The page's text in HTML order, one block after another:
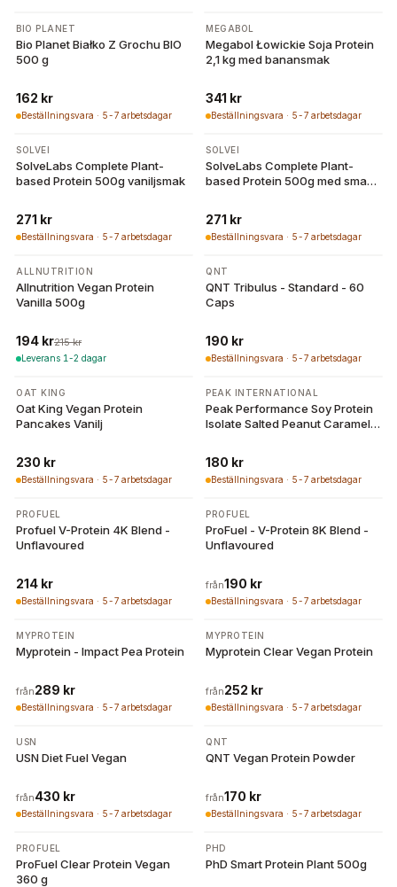
BIO PLANET
Bio Planet Białko Z Grochu BIO
500 g
162 kr
Beställningsvara · 5-7 arbetsdagar
MEGABOL
Megabol Łowickie Soja Protein
2,1 kg med banansmak
341 kr
Beställningsvara · 5-7 arbetsdagar
SOLVEI
SolveLabs Complete Plant-
based Protein 500g vaniljsmak
271 kr
Beställningsvara · 5-7 arbetsdagar
SOLVEI
SolveLabs Complete Plant-
based Protein 500g med smak
271 kr
Beställningsvara · 5-7 arbetsdagar
-10%
ALLNUTRITION
Allnutrition Vegan Protein
Vanilla 500g
194 kr215 kr
Leverans 1-2 dagar
QNT
QNT Tribulus - Standard - 60
Caps
190 kr
Beställningsvara · 5-7 arbetsdagar
OAT KING
Oat King Vegan Protein
Pancakes Vanilj
230 kr
Beställningsvara · 5-7 arbetsdagar
PEAK INTERNATIONAL
Peak Performance Soy Protein
Isolate Salted Peanut Caramel
180 kr
Beställningsvara · 5-7 arbetsdagar
PROFUEL
Profuel V-Protein 4K Blend -
Unflavoured
214 kr
Beställningsvara · 5-7 arbetsdagar
9 varianter
PROFUEL
ProFuel - V-Protein 8K Blend -
Unflavoured
från190 kr
Beställningsvara · 5-7 arbetsdagar
3 varianter
MYPROTEIN
Myprotein - Impact Pea Protein
från289 kr
Beställningsvara · 5-7 arbetsdagar
2 varianter
MYPROTEIN
Myprotein Clear Vegan Protein
från252 kr
Beställningsvara · 5-7 arbetsdagar
3 varianter
USN
USN Diet Fuel Vegan
från430 kr
Beställningsvara · 5-7 arbetsdagar
3 varianter
QNT
QNT Vegan Protein Powder
från170 kr
Beställningsvara · 5-7 arbetsdagar
7 varianter
PROFUEL
ProFuel Clear Protein Vegan
360 g
3 varianter
PHD
PhD Smart Protein Plant 500g